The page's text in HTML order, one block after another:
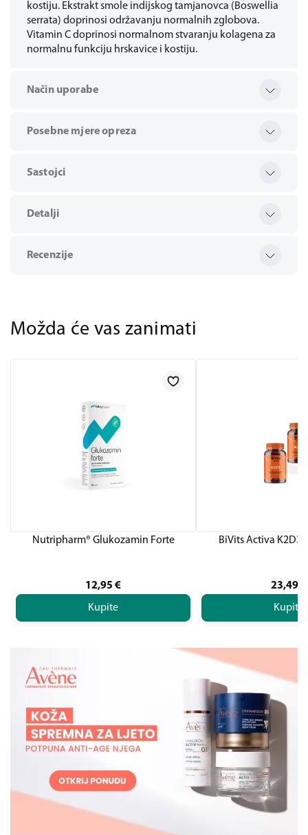
kostiju. Ekstrakt smole indijskog tamjanovca (Boswellia
serrata) doprinosi održavanju normalnih zglobova.
Vitamin C doprinosi normalnom stvaranju kolagena za
normalnu funkciju hrskavice i kostiju.
Način uporabe
Posebne mjere opreza
Sastojci
Detalji
Recenzije
Možda će vas zanimati
Nutripharm® Glukozamin Forte
12,95 €
Kupite
BiVits Activa K2D3,
23,49
Kupite